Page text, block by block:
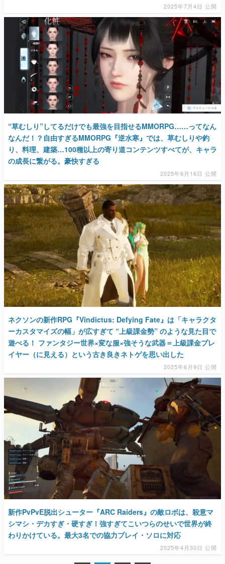
2025年7月4日 公開
“草むしり”してるだけでも最強を目指せるMMORPG……ってなん
なんだ！？自由すぎるMMORPG『逆水寒』では、草むしりや釣
り、料理、建築…100種以上の寄り道コンテンツすべてが、キャラ
の成長に繋がる。豪快すぎる
2025年6月16日 公開
ネクソンの新作RPG『Vindictus: Defying Fate』は「キャラクタ
ーカスタマイズの幅」が広すぎて “上級課金勢” のような見た目で
遊べる！ ファンタジー世界×変な服×強そうな武器＝上級課金プレ
イヤー（に見える）という古き良きネトゲを思い出した
2025年6月9日 公開
新作PvPvE脱出シューター『ARC Raiders』の敵ロボは、殺意マ
シマシ・デカすぎ・硬すぎ！強すぎてこいつらのせいで世界が終
わりかけている。最大3名での協力プレイ・ソロに対応
2025年4月30日 公開